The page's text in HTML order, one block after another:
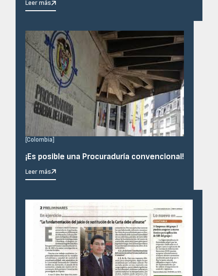
Leer más
[Colombia]
¡Es posible una Procuraduría convencional!
Leer más